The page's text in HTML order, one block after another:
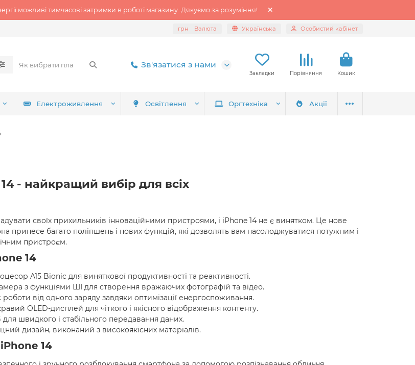
можливі тимчасові затримки в роботі магазину. Дякуємо за розуміння!
грн Валюта Українська Особистий кабінет
Зв'язатися з нами
Закладки Порівняння Кошик
Електроживлення Освітлення Оргтехніка Акції
- найкращий вибір для всіх
своїх прихильників інноваційними пристроями, і iPhone 14 не є винятком. Це нове
принесе багато поліпшень і нових функцій, які дозволять вам насолоджуватися потужним і
пристроєм.
14
A15 Bionic для виняткової продуктивності та реактивності.
з функціями ШІ для створення вражаючих фотографій та відео.
від одного заряду завдяки оптимізації енергоспоживання.
OLED-дисплей для чіткого і якісного відображення контенту.
для швидкого і стабільного передавання даних.
дизайн, виконаний з високоякісних матеріалів.
14